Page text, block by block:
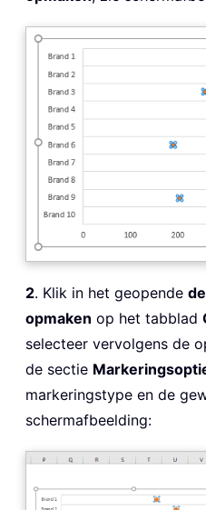
2. Klik in het geopende
opmaken op het tabblad
selecteer vervolgens de
de sectie
markeringstype en de
schermafbeelding: